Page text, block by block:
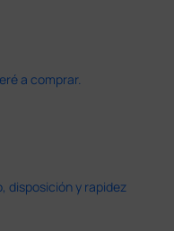
a comprar.
disposición y rapidez